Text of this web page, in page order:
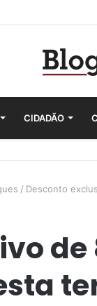
CIDADÃO
/ Desconto